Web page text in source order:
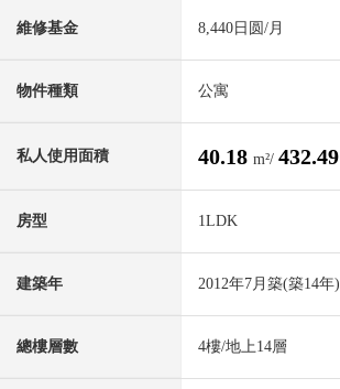
維修基金 8,440日圆/月
物件種類 公寓
私人使用面積 40.18 m²/ 432.49
房型 1LDK
建築年 2012年7月築(築14年)
總樓層數 4樓/地上14層